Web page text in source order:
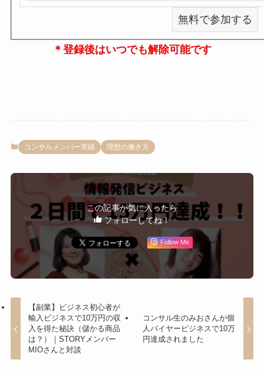
＊登録後はいつでも解除可能です
コンサルメンバー実績 理想の働き方
この記事が気に入ったら
フォローしてね！
Follow Me
【副業】ビジネス初心者が
輸入ビジネスで10万円の収
入を得た秘訣（儲かる商品
は？）｜STORYメンバー
MIOさんと対談
コンサル生のみおさんが個
人バイヤービジネスで10万
円達成されました